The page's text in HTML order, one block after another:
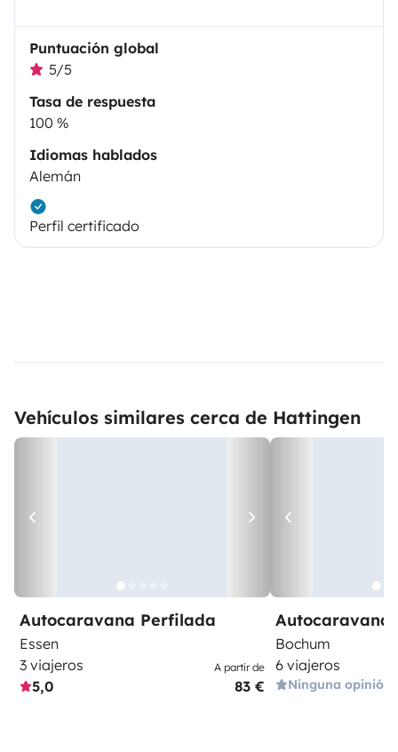
Puntuación global
5/5
Tasa de respuesta
100 %
Idiomas hablados
Alemán
Perfil certificado
Vehículos similares cerca de Hattingen
Autocaravana Perfilada
Essen
3 viajeros
5,0
A partir de
83 €
Autocaravana
Bochum
6 viajeros
Ninguna opinión